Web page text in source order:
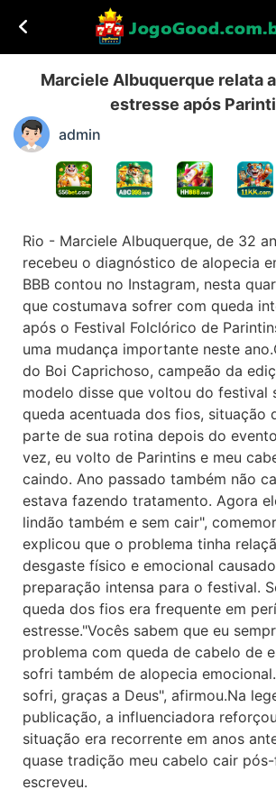
Marciele Albuquerque relata
estresse após
admin
Rio - Marciele Albuquerque, de 32
recebeu o diagnóstico de alopecia
BBB contou no Instagram, nesta
que costumava sofrer com queda
após o Festival Folclórico de
uma mudança importante neste
do Boi Caprichoso, campeão da
modelo disse que voltou do festival
queda acentuada dos fios, situação
parte de sua rotina depois do
vez, eu volto de Parintins e meu
caindo. Ano passado também não
estava fazendo tratamento. Agora
lindão também e sem cair",
explicou que o problema tinha
desgaste físico e emocional
preparação intensa para o festival.
queda dos fios era frequente em
estresse."Vocês sabem que eu
problema com queda de cabelo de
sofri também de alopecia
sofri, graças a Deus", afirmou.Na
publicação, a influenciadora
situação era recorrente em anos
quase tradição meu cabelo cair
escreveu.